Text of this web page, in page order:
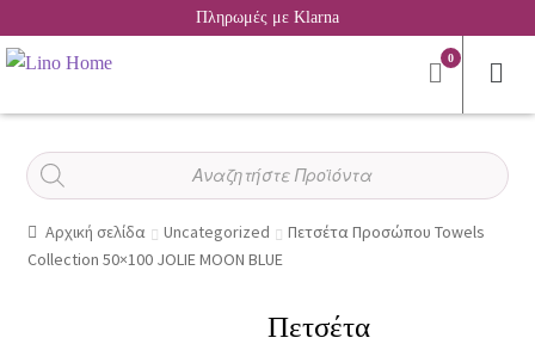
Πληρωμές με Klarna
0
Αναζήτηση
προϊόντων
Αρχική σελίδα Uncategorized
Πετσέτα Προσώπου Towels
Collection 50×100 JOLIE MOON BLUE
Πετσέτα